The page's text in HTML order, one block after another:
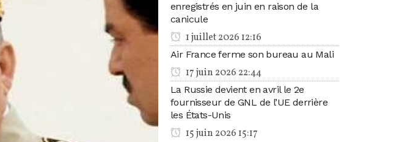
enregistrés en juin en raison de la
canicule
1 juillet 2026 12:16
Air France ferme son bureau au Mali
17 juin 2026 22:44
La Russie devient en avril le 2e
fournisseur de GNL de l’UE derrière
les États-Unis
15 juin 2026 15:17